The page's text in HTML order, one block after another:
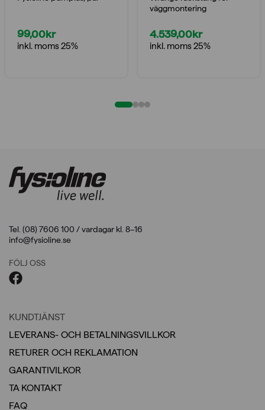
99,00kr
inkl. moms 25%
väggmontering
4.539,00kr
inkl. moms 25%
Tel. (08) 7606 100 / vardagar kl. 8–16
info@fysioline.se
FÖLJ OSS
KUNDTJÄNST
LEVERANS- OCH BETALNINGSVILLKOR
RETURER OCH REKLAMATION
GARANTIVILKOR
TA KONTAKT
FAQ